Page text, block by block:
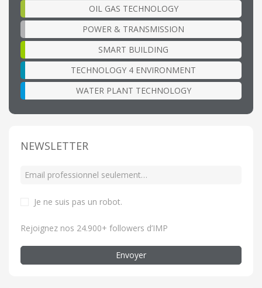
OIL GAS TECHNOLOGY
POWER & TRANSMISSION
SMART BUILDING
TECHNOLOGY 4 ENVIRONMENT
WATER PLANT TECHNOLOGY
NEWSLETTER
Je ne suis pas un robot.
Rejoignez nos 24.900+ followers d’IMP
Envoyer